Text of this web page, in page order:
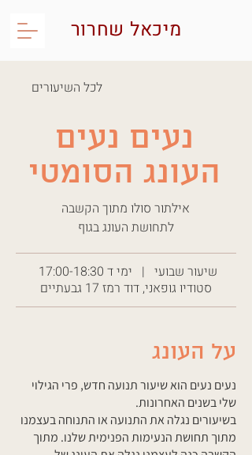
מיכאל שחרור
לכל השיעורים
נעים נעים
העונג הסומטי
אילתור סולו מתוך הקשבה
לתחושת העונג בגוף
שיעור שבועי | ימי ד 17:00-18:30
סטודיו גופאני, דוד רמז 17 גבעתיים
על העונג
נעים נעים הוא שיעור תנועה חדש, פרי הגילוי
שלי בשנים האחרונות.
בשיעורים נגלה את התנועה או התנוחה בעצמנו
מתוך תחושת הנעימות הפנימית שלנו. מתוך